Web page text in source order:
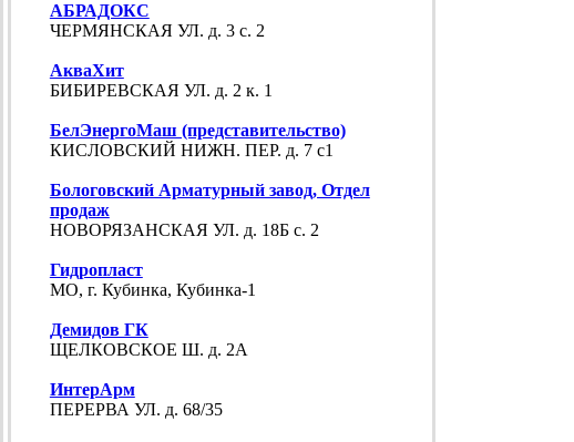
АБРАДОКС
ЧЕРМЯНСКАЯ УЛ. д. 3 с. 2
АкваХит
БИБИРЕВСКАЯ УЛ. д. 2 к. 1
БелЭнергоМаш (представительство)
КИСЛОВСКИЙ НИЖН. ПЕР. д. 7 с1
Бологовский Арматурный завод, Отдел
продаж
НОВОРЯЗАНСКАЯ УЛ. д. 18Б с. 2
Гидропласт
МО, г. Кубинка, Кубинка-1
Демидов ГК
ЩЕЛКОВСКОЕ Ш. д. 2А
ИнтерАрм
ПЕРЕРВА УЛ. д. 68/35